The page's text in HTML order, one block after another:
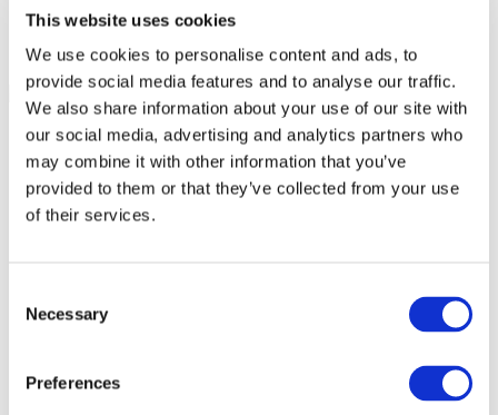
This website uses cookies
We use cookies to personalise content and ads, to
provide social media features and to analyse our traffic.
We also share information about your use of our site with
our social media, advertising and analytics partners who
may combine it with other information that you’ve
provided to them or that they’ve collected from your use
of their services.
Selection
Necessary
Preferences